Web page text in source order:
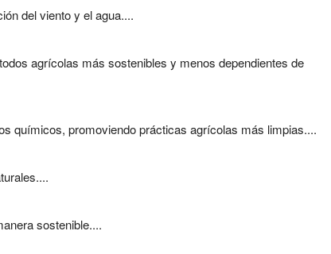
del viento y el agua....
agrícolas más sostenibles y menos dependientes de
químicos, promoviendo prácticas agrícolas más limpias....
sostenible....